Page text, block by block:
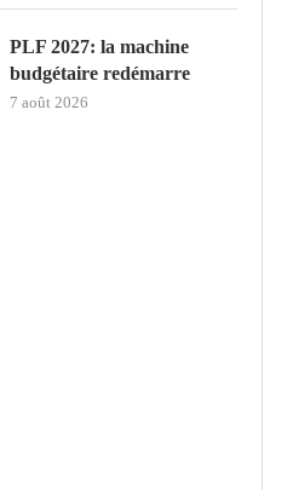
PLF 2027: la machine
budgétaire redémarre
7 août 2026